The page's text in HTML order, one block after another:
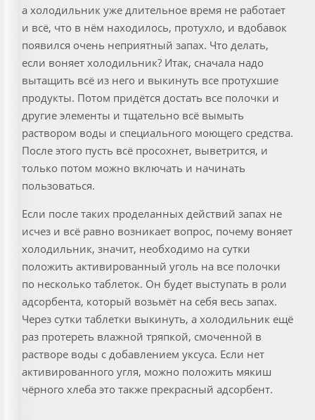
а холодильник уже длительное время не работает
и всё, что в нём находилось, протухло, и вдобавок
появился очень неприятный запах. Что делать,
если воняет холодильник? Итак, сначала надо
вытащить всё из него и выкинуть все протухшие
продукты. Потом придётся достать все полочки и
другие элементы и тщательно всё вымыть
раствором воды и специального моющего средства.
После этого пусть всё просохнет, выветрится, и
только потом можно включать и начинать
пользоваться.
Если после таких проделанных действий запах не
исчез и всё равно возникает вопрос, почему воняет
холодильник, значит, необходимо на сутки
положить активированный уголь на все полочки
по несколько таблеток. Он будет выступать в роли
адсорбента, который возьмёт на себя весь запах.
Через сутки таблетки выкинуть, а холодильник ещё
раз протереть влажной тряпкой, смоченной в
растворе воды с добавлением уксуса. Если нет
активированного угля, можно положить мякиш
чёрного хлеба это также прекрасный адсорбент.